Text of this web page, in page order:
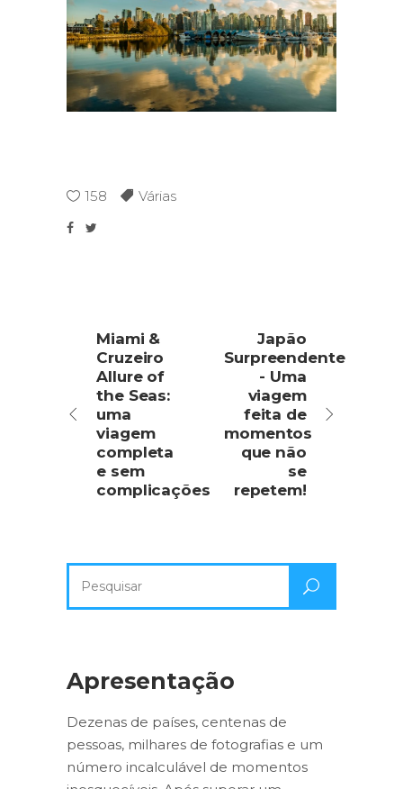
158 Várias
Miami &
Cruzeiro
Allure of
the Seas:
uma
viagem
completa
e sem
complicações
Japão
Surpreendente
- Uma
viagem
feita de
momentos
que não
se
repetem!
por:
Apresentação
Dezenas de países, centenas de
pessoas, milhares de fotografias e um
número incalculável de momentos